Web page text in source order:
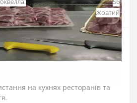
Жовтий
140 мм серії «2900» Аркос з
кольорувикористовують для
на кухнях ресторанів та